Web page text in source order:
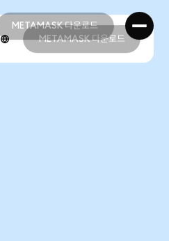
METAMASK 다운로드
METAMASK 다운로드
METAMASK 다운로드